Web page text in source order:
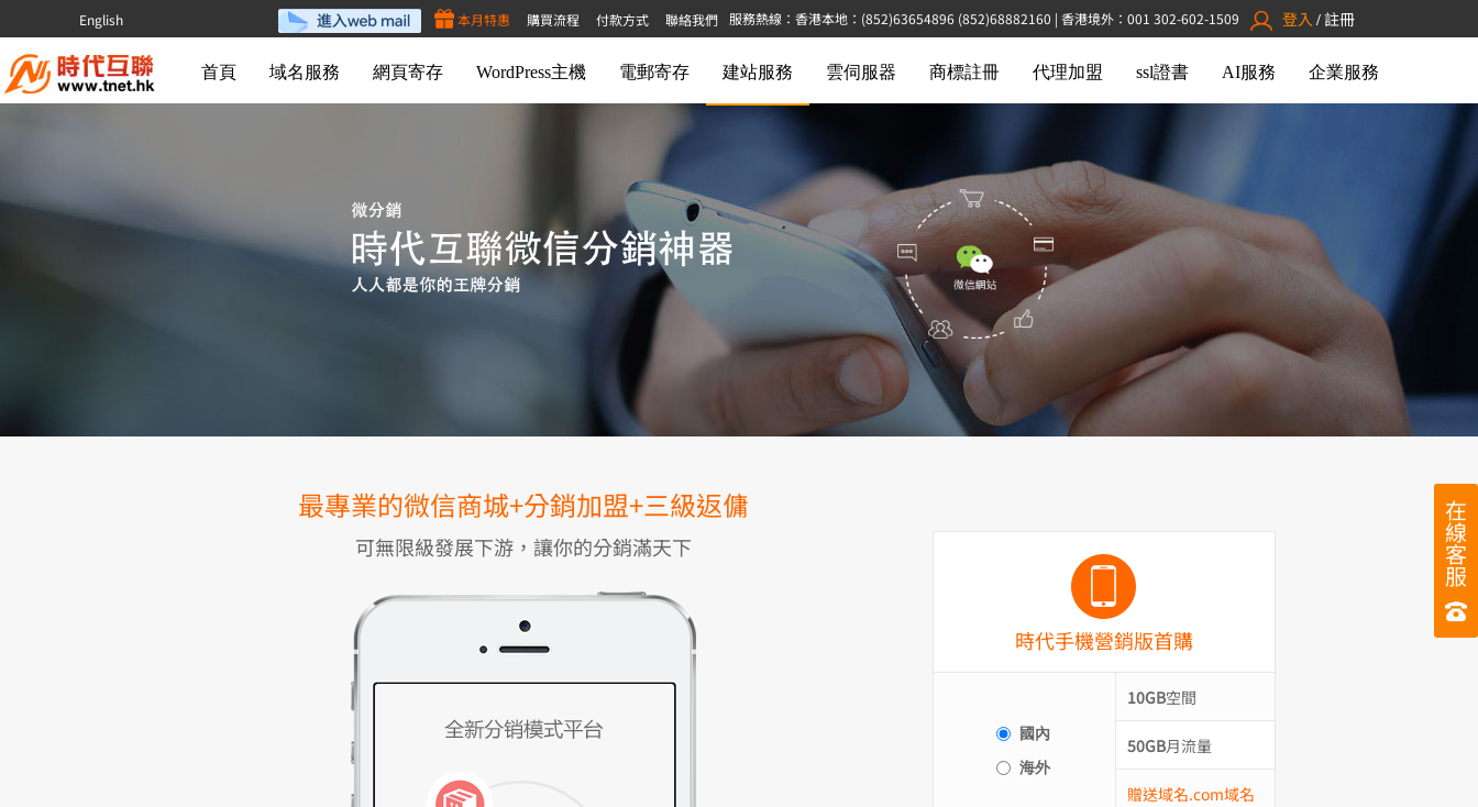
English 服務熱線：香港本地：(852)63654896 (852)68882160 | 香港境外：001 302-602-1509 登入 / 註冊
本月特惠 購買流程 付款方式 聯絡我們
在
線
客
服
首頁 域名服務 網頁寄存 WordPress主機 電郵寄存 建站服務 雲伺服器 商標註冊 代理加盟 ssl證書 AI服務 企業服務
最專業的微信商城+分銷加盟+三級返傭
可無限級發展下游，讓你的分銷滿天下
時代手機營銷版首購
國內
海外
10GB空間
50GB月流量
贈送域名.com域名